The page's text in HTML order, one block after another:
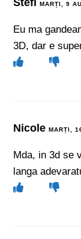
StefiMARȚI, 9
Eu ma
3D, dar e
NicoleMARȚI,
Mda, in 3d se
langa